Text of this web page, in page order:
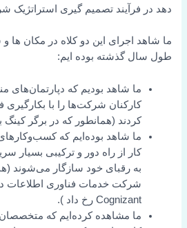
دهد در فرآیند تصمیم گیری استراتژیک
ما شاهد اجرای این دو کلاه در مکان
طول سال گذشته بوده ایم:
ما شاهد بودیم که دپارتمان‌های
کارکنان شرکت‌ها را با بکارگیری
کردند (همانطور که در برگر کینگ
ما شاهد بوده‌ایم که
کار از راه دور و ترکیبی بسیار
به رقبای خود سازگار می‌شوند
شرکت خدمات فناوری اطلاعات
Cognizant رخ داد).
ما مشاهده کرده‌ایم که متخصصان